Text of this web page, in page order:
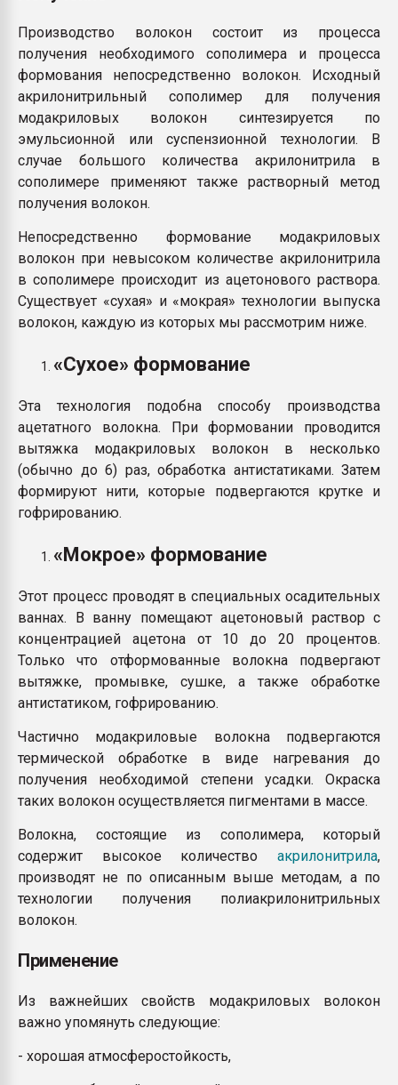
Производство волокон состоит из процесса
получения необходимого сополимера и процесса
формования непосредственно волокон. Исходный
акрилонитрильный сополимер для получения
модакриловых волокон синтезируется по
эмульсионной или суспензионной технологии. В
случае большого количества акрилонитрила в
сополимере применяют также растворный метод
получения волокон.
Непосредственно формование модакриловых
волокон при невысоком количестве акрилонитрила
в сополимере происходит из ацетонового раствора.
Существует «сухая» и «мокрая» технологии выпуска
волокон, каждую из которых мы рассмотрим ниже.
«Сухое» формование
Эта технология подобна способу производства
ацетатного волокна. При формовании проводится
вытяжка модакриловых волокон в несколько
(обычно до 6) раз, обработка антистатиками. Затем
формируют нити, которые подвергаются крутке и
гофрированию.
«Мокрое» формование
Этот процесс проводят в специальных осадительных
ваннах. В ванну помещают ацетоновый раствор с
концентрацией ацетона от 10 до 20 процентов.
Только что отформованные волокна подвергают
вытяжке, промывке, сушке, а также обработке
антистатиком, гофрированию.
Частично модакриловые волокна подвергаются
термической обработке в виде нагревания до
получения необходимой степени усадки. Окраска
таких волокон осуществляется пигментами в массе.
Волокна, состоящие из сополимера, который
содержит высокое количество акрилонитрила,
производят не по описанным выше методам, а по
технологии получения полиакрилонитрильных
волокон.
Применение
Из важнейших свойств модакриловых волокон
важно упомянуть следующие:
- хорошая атмосферостойкость,